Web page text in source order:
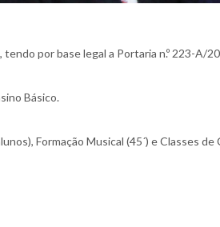
por base legal a Portaria n.º 223-A/
Básico.
Formação Musical (45´) e Classes de